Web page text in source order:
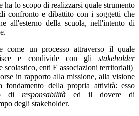
ha lo scopo di realizzarsi quale strumento
confronto e dibattito con i soggetti che
all'esterno della scuola, nell'intento di
come un processo attraverso il quale
e condivide con gli stakeholder
scolastico, enti E associazioni territoriali)
in rapporto alla missione, alla visione
della propria attività: esso
di responsabilità ed il dovere di
degli stakeholder.